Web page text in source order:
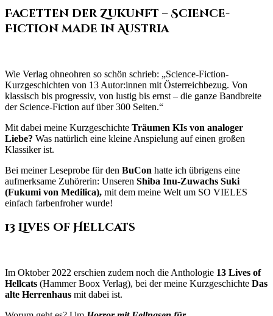
Facetten der Zukunft – Science-
Fiction made in Austria
Wie Verlag ohneohren so schön schrieb: „Science-Fiction-
Kurzgeschichten von 13 Autor:innen mit Österreichbezug. Von
klassisch bis progressiv, von lustig bis ernst – die ganze Bandbreite
der Science-Fiction auf über 300 Seiten.“
Mit dabei meine Kurzgeschichte Träumen KIs von analoger
Liebe? Was natürlich eine kleine Anspielung auf einen großen
Klassiker ist.
Bei meiner Leseprobe für den BuCon hatte ich übrigens eine
aufmerksame Zuhörerin: Unseren Shiba Inu-Zuwachs Suki
(Fukumi von Medilica), mit dem meine Welt um SO VIELES
einfach farbenfroher wurde!
13 Lives of Hellcats
Im Oktober 2022 erschien zudem noch die Anthologie 13 Lives of
Hellcats (Hammer Boox Verlag), bei der meine Kurzgeschichte Das
alte Herrenhaus mit dabei ist.